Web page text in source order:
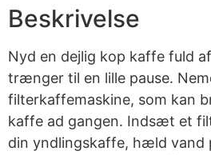
Beskrivelse
Nyd en dejlig kop kaffe fuld
trænger til en lille pause.
filterkaffemaskine, som kan
kaffe ad gangen. Indsæt et
din yndlingskaffe, hæld vand